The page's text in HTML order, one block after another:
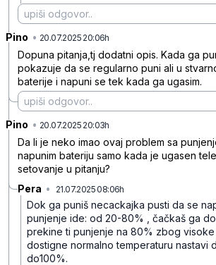
Pino • 20.07.2025 20:06h
Dopuna pitanja,tj dodatni opis. Kada ga
pokazuje da se regularno puni ali u
baterije i napuni se tek kada ga ugasim.
Pino • 20.07.2025 20:03h
Da li je neko imao ovaj problem sa
napunim bateriju samo kada je ugasen
setovanje u pitanju?
Pera • 21.07.2025 08:06h
Dok ga puniš necackajka pusti da se
punjenje ide: od 20-80% , čačkaš ga
prekine ti punjenje na 80% zbog
dostigne normalno temperaturu nastavi
do100%.